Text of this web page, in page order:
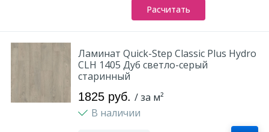
Расчитать
Ламинат Quick-Step Classic Plus Hydro
CLH 1405 Дуб светло-серый
старинный
1825 руб. / за м²
В наличии